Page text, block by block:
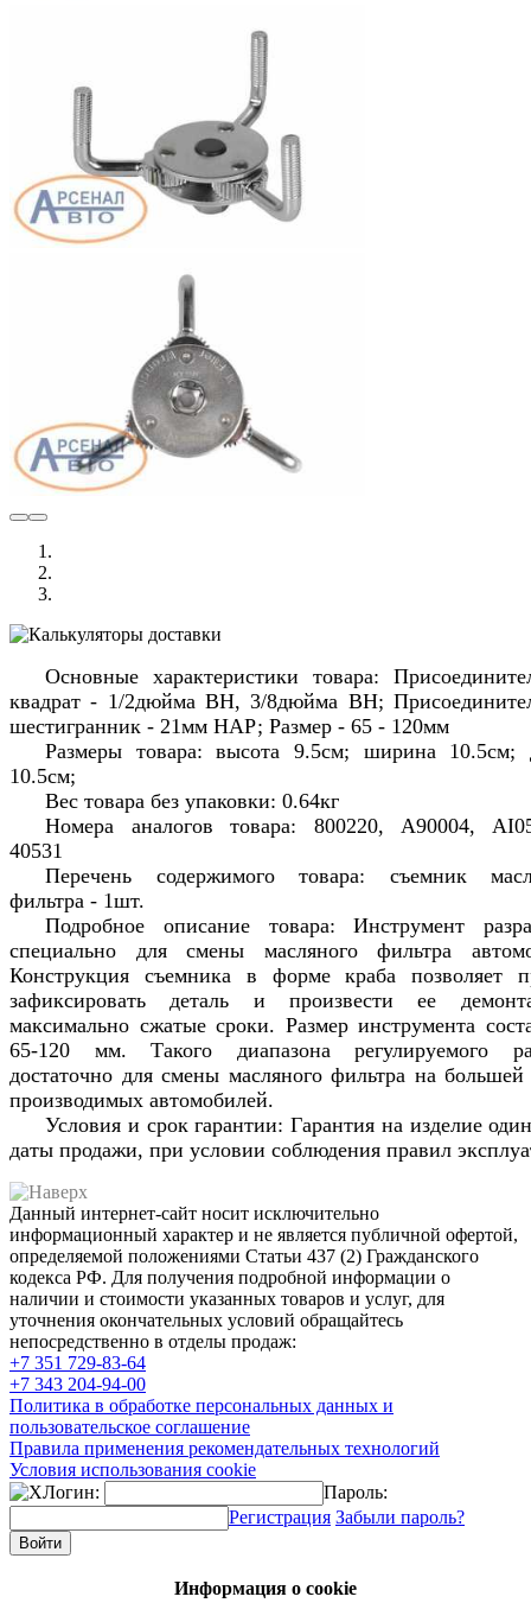
Основные характеристики товара:
квадрат - 1/2дюйма ВН, 3/8дюйма ВН;
шестигранник - 21мм НАР; Размер - 65 - 120мм
Размеры товара: высота 9.5см; ширина 10.5см;
10.5см;
Вес товара без упаковки: 0.64кг
Номера аналогов товара: 800220, A90004,
40531
Перечень содержимого товара: съемник
фильтра - 1шт.
Подробное описание товара: Инструмент
специально для смены масляного фильтра
Конструкция съемника в форме краба позволяет
зафиксировать деталь и произвести ее
максимально сжатые сроки. Размер инструмента
65-120 мм. Такого диапазона регулируемого
достаточно для смены масляного фильтра на большей
производимых автомобилей.
Условия и срок гарантии: Гарантия на изделие
даты продажи, при условии соблюдения правил
Данный интернет-сайт носит исключительно
информационный характер и не является публичной офертой,
определяемой положениями Статьи 437 (2) Гражданского
кодекса РФ. Для получения подробной информации о
наличии и стоимости указанных товаров и услуг, для
уточнения окончательных условий обращайтесь
непосредственно в отделы продаж:
+7 351 729-83-64
+7 343 204-94-00
Политика в обработке персональных данных и
пользовательское соглашение
Правила применения рекомендательных технологий
Условия использования cookie
Логин:
Пароль:
Регистрация Забыли пароль?
Информация о cookie